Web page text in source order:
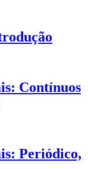
Contínuos
Periódico,